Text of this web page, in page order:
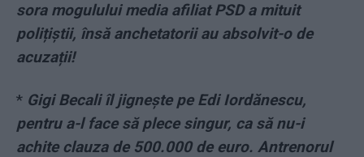
sora mogulului media afiliat PSD a mituit
polițiștii, însă anchetatorii au absolvit-o de
acuzații!
* Gigi Becali îl jignește pe Edi Iordănescu,
pentru a-l face să plece singur, ca să nu-i
achite clauza de 500.000 de euro. Antrenorul